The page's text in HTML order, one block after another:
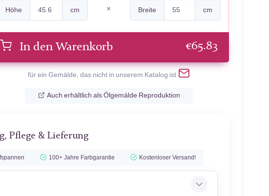
Höhe cm Breite cm
In den Warenkorb €65.83
für ein Gemälde, das nicht in unserem Katalog ist
Auch erhältlich als Ölgemälde Reproduktion
Pflege & Lieferung
100+ Jahre Farbgarantie Kostenloser Versand!